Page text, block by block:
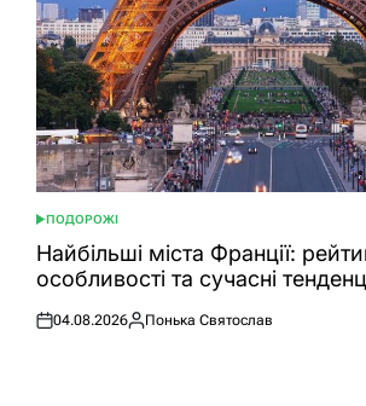
ОПУБЛІКУВАТИ
У
ПОДОРОЖІ
Найбільші міста Франції:
особливості та сучасні
Оприлюднено
04.08.2026
Опубліковано
Понька Святослав